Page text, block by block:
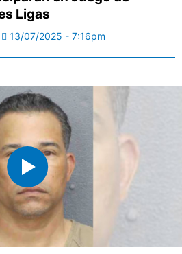
Ligas
13/07/2025 - 7:16pm